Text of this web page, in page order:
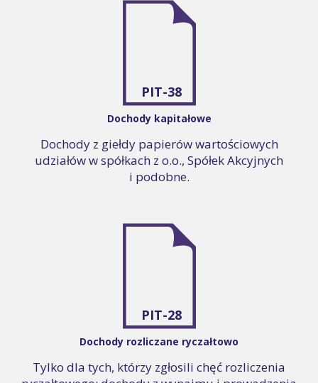
PIT-38
Dochody kapitałowe
Dochody z giełdy papierów wartościowych
udziałów w spółkach z o.o., Spółek Akcyjnych
i podobne.
PIT-28
Dochody rozliczane ryczałtowo
Tylko dla tych, którzy zgłosili chęć rozliczenia